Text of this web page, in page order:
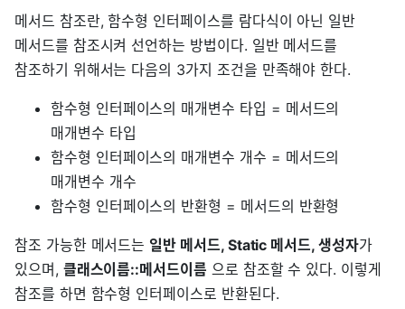
메서드 참조란, 함수형 인터페이스를 람다식이 아닌 일반
메서드를 참조시켜 선언하는 방법이다. 일반 메서드를
참조하기 위해서는 다음의 3가지 조건을 만족해야 한다.
함수형 인터페이스의 매개변수 타입 = 메서드의
매개변수 타입
함수형 인터페이스의 매개변수 개수 = 메서드의
매개변수 개수
함수형 인터페이스의 반환형 = 메서드의 반환형
참조 가능한 메서드는 일반 메서드, Static 메서드, 생성자가
있으며, 클래스이름::메서드이름 으로 참조할 수 있다. 이렇게
참조를 하면 함수형 인터페이스로 반환된다.